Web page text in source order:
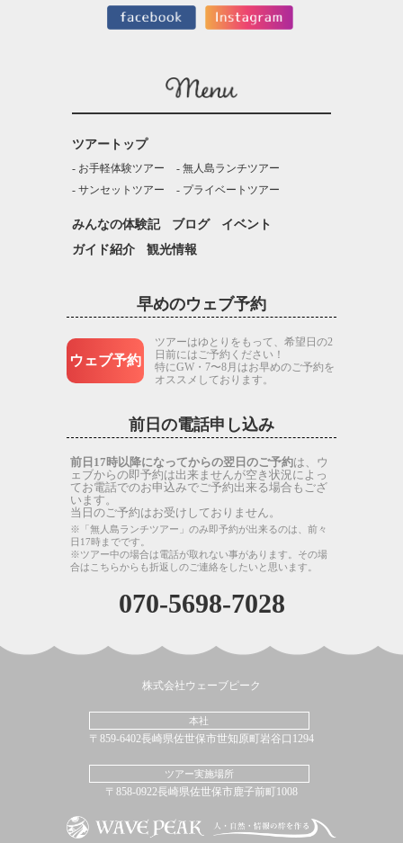
ツアートップ
お手軽体験ツアー
無人島ランチツアー
サンセットツアー
プライベートツアー
みんなの体験記 ブログ
イベント
ガイド紹介
観光情報
早めのウェブ予約
ウェブ予約
ツアーはゆとりをもって、希望日の2
日前にはご予約ください！
特にGW・7〜8月はお早めのご予約を
オススメしております。
前日の電話申し込み
前日17時以降になってからの翌日のご予約は、ウ
ェブからの即予約は出来ませんが空き状況によっ
てお電話でのお申込みでご予約出来る場合もござ
います。
当日のご予約はお受けしておりません。
※「無人島ランチツアー」のみ即予約が出来るのは、前々
日17時までです。
※ツアー中の場合は電話が取れない事があります。その場
合はこちらからも折返しのご連絡をしたいと思います。
070-5698-7028
株式会社ウェーブピーク
本社
〒859-6402長崎県佐世保市世知原町岩谷口1294
ツアー実施場所
〒858-0922長崎県佐世保市鹿子前町1008